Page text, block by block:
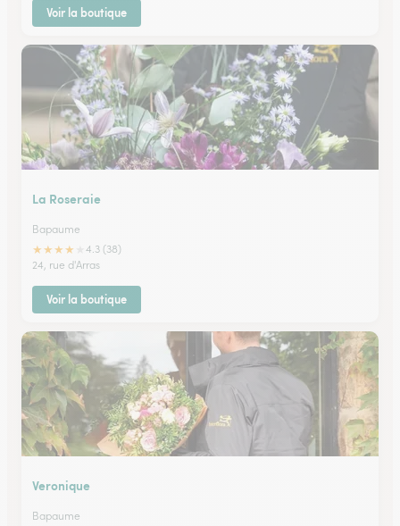
Voir la boutique
La Roseraie
Bapaume
★★★★
4.3 (38)
24, rue d'Arras
Voir la boutique
Veronique
Bapaume